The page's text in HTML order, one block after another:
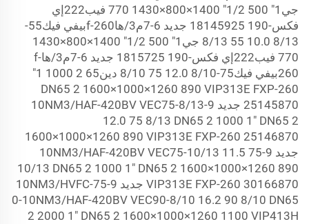
جي1" 500 1/2" 1400×800×1430 770 فيب222إي
فكس-190 18145925 جديد 6-7م3/هاf-260بيفي فيك55-
8/13 10.0 55 8/13 جي1" 500 1/2" 1400×800×1430
770 فيب222إي فكس-190 1815725 جديد 6-7م3/هاf-
260بيفي فيك75-8/10 12.0 75 8/10 دين65
2 1000 1"
DN65 2 1600×1000×1260 890 VIP313E FXP-260
25145870 جديد 9-10NM3/HAF-420BV VEC75-8/13
12.0 75 8/13 DN65 2 1000 1" DN65 2
1600×1000×1260 890 VIP313E FXP-260 25146870
جديد 9-10NM3/HAF-420BV VEC75-10/13 11.5 75
10/13 DN65 2 1000 1" DN65 2 1600×1000×1260 890
VIP313E FXP-260 30166870 جديد 9-10NM3/HVFC-75
0-10NM3/HAF-420BV VEC90-8/10 16.2 90 8/10 DN65
2 2000 1" DN65 2 1600×1000×1260 1100 VIP413H